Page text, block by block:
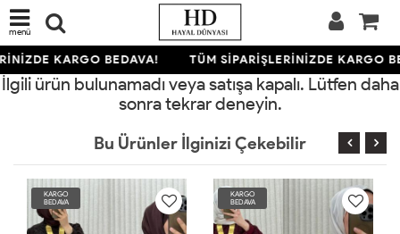
menü
KARGO BEDAVA! TÜM SİPARİŞLERİNİZDE KARGO
İlgili ürün bulunamadı veya satışa kapalı. Lütfen daha
sonra tekrar deneyin.
Bu Ürünler İlginizi Çekebilir
KARGO
BEDAVA
KARGO
BEDAVA